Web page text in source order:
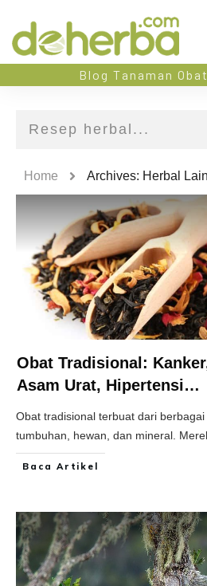
Blog Tanaman
Home Archives: Herbal
Obat Tradisional:
Asam Urat, Hipertensi…
Obat tradisional terbuat dari
tumbuhan, hewan, dan mineral.
Baca Artikel